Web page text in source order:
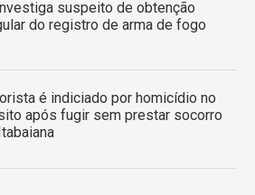
suspeito de obtenção
do registro de arma de fogo
é indiciado por homicídio no
após fugir sem prestar socorro